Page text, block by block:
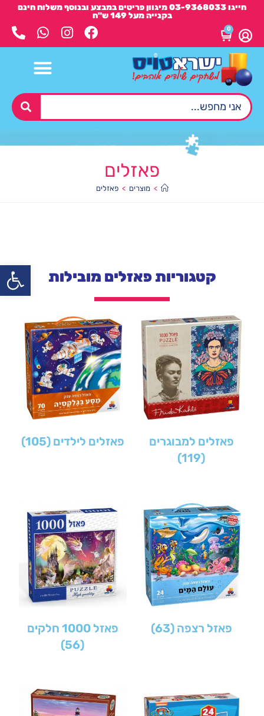
חייגו 03-9368033 מיגוון פריטים במבצע ובנוסף משלוח חינם
בקנייה מעל 149 ש"ח
0
פאזלים
> מוצרים > פאזלים
קטגוריות פאזלים מובילות
פאזלים למבוגרים
(119)
פאזלים לילדים(105)
פאזל רצפה(63)
פאזל 1000 חלקים
(56)